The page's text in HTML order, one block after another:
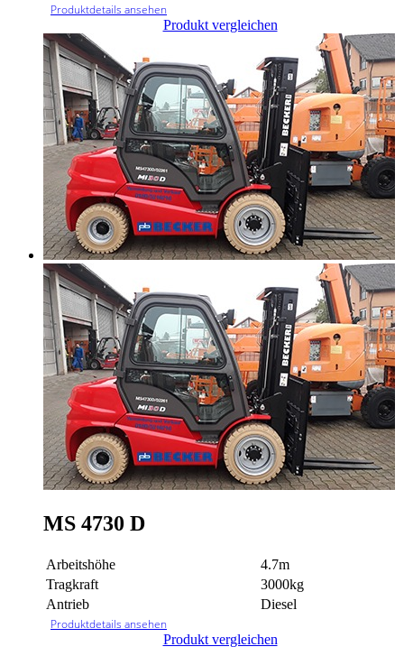
Produktdetails ansehen
Produkt vergleichen
MS 4730 D
Arbeitshöhe
4.7m
Tragkraft
3000kg
Antrieb
Diesel
Produktdetails ansehen
Produkt vergleichen